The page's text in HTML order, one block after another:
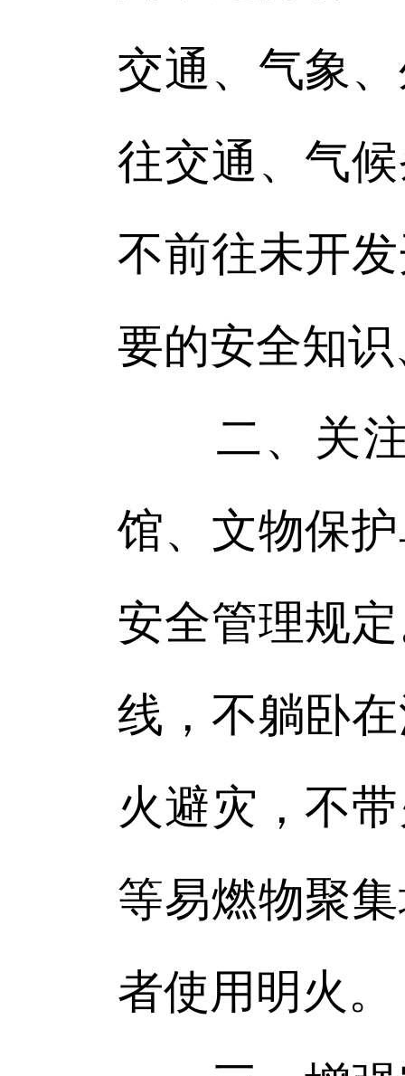
交通、气象
往交通、气
不前往未开
要的安全知
二、关注
馆、文物保
安全管理规
线，不躺卧
火避灾，不
等易燃物聚
者使用明火。